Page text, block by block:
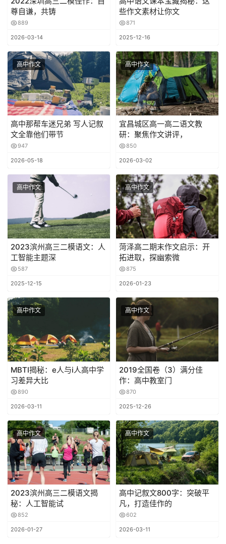
尊自谦，共铸
889
2026-03-14
些作文素材让你文
871
2025-12-16
高中作文
高中那帮车迷兄弟 写人记叙
文全靠他们带节
947
2026-05-18
高中作文
宜昌城区高一高二语文教
研：聚焦作文讲评，
850
2026-03-02
高中作文
2023滨州高三二模语文：人
工智能主题深
587
2025-12-15
高中作文
菏泽高二期末作文启示：开
拓进取，探幽索微
875
2026-01-23
高中作文
MBTI揭秘：e人与i人高中学
习差异大比
890
2026-03-11
高中作文
2019全国卷（3）满分佳
作：高中教室门
870
2025-12-26
高中作文
2023滨州高三二模语文揭
秘：人工智能试
852
2026-01-27
高中作文
高中记叙文800字：突破平
凡，打造佳作的
602
2026-03-11